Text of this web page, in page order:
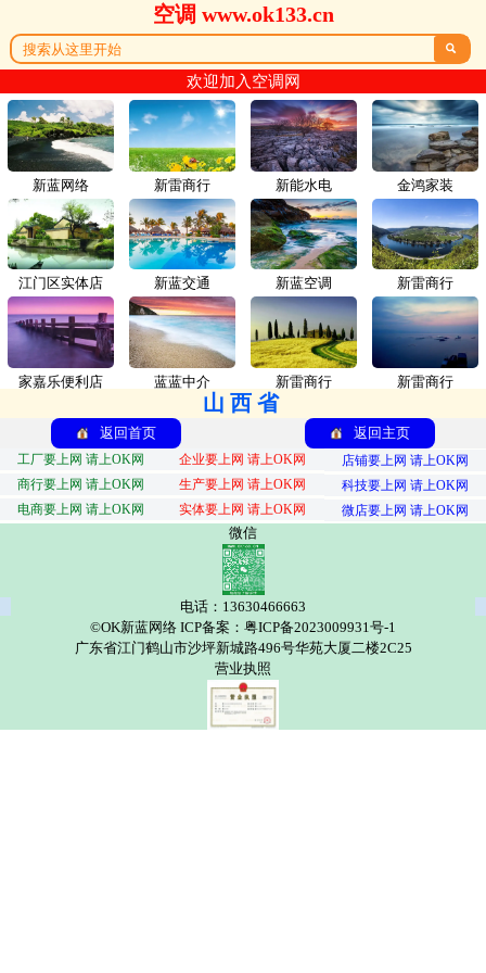
空调 www.ok133.cn

欢迎加入空调网
新蓝网络 新雷商行
江门区实体店 新蓝交通
家嘉乐便利店 蓝蓝中介
新能水电 金鸿家装
新蓝空调 新雷商行
新雷商行 新雷商行
山西省
返回首页 返回主页
工厂要上网 请上OK网 企业要上网 请上OK网
店铺要上网 请上OK网
商行要上网 请上OK网
生产要上网 请上OK网
科技要上网 请上OK网
电商要上网 请上OK网
实体要上网 请上OK网 微店要上网 请上OK网
微信
电话：13630466663
©OK新蓝网络 ICP备案：粤ICP备2023009931号-1
广东省江门鹤山市沙坪新城路496号华苑大厦二楼2C25
营业执照